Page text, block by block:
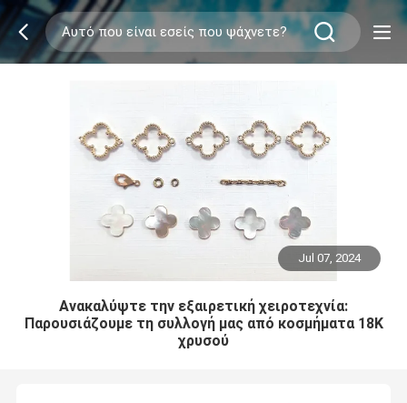
Jul 07, 2024
Ανακαλύψτε την εξαιρετική χειροτεχνία:
Παρουσιάζουμε τη συλλογή μας από κοσμήματα 18K
χρυσού